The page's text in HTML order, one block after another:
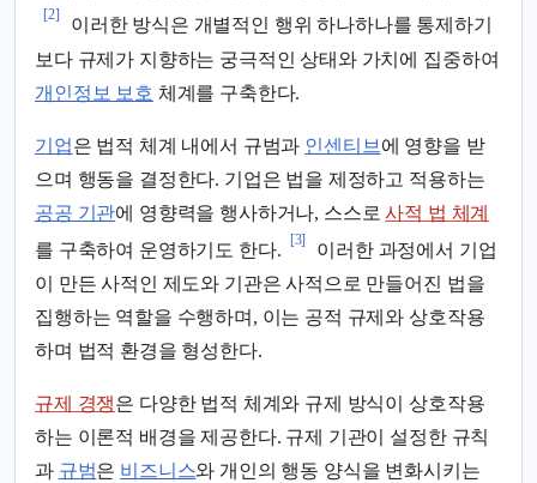
[2]
이러한 방식은 개별적인 행위 하나하나를 통제하기
보다 규제가 지향하는 궁극적인 상태와 가치에 집중하여
개인정보 보호 체계를 구축한다.
기업은 법적 체계 내에서 규범과 인센티브 에 영향을 받
으며 행동을 결정한다. 기업은 법을 제정하고 적용하는
공공 기관에 영향력을 행사하거나, 스스로사적 법 체계
를 구축하여 운영하기도 한다.
[3]
이러한 과정에서 기업
이 만든 사적인 제도와 기관은 사적으로 만들어진 법을
집행하는 역할을 수행하며, 이는 공적 규제와 상호작용
하며 법적 환경을 형성한다.
규제 경쟁은 다양한 법적 체계와 규제 방식이 상호작용
하는 이론적 배경을 제공한다. 규제 기관이 설정한 규칙
과 규범은 비즈니스와 개인의 행동 양식을 변화시키는